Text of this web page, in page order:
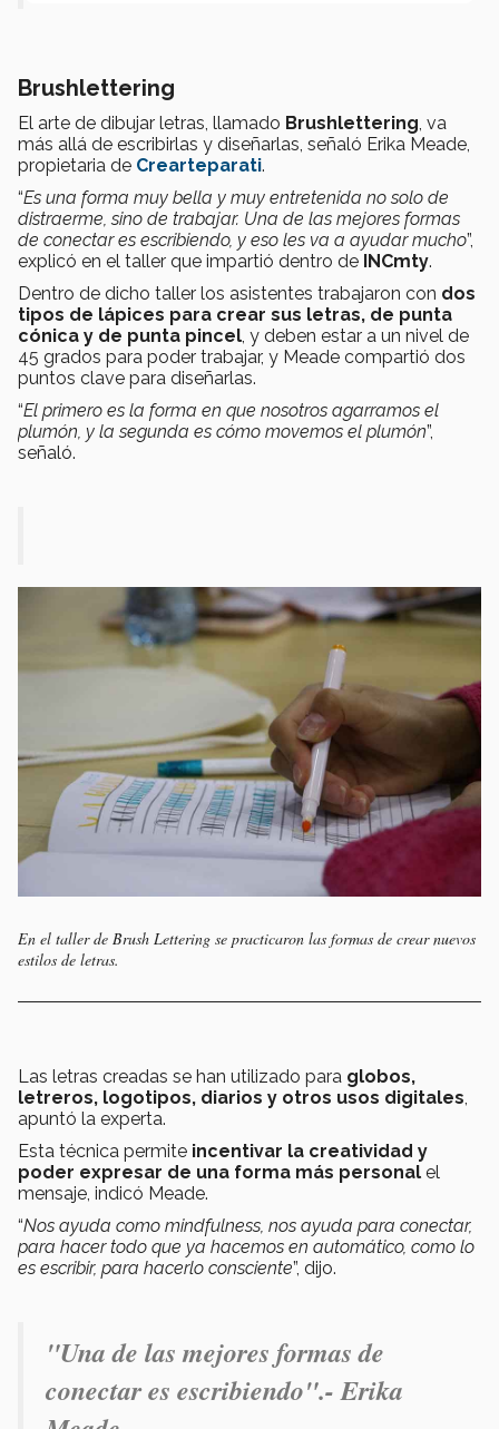
Brushlettering
El arte de dibujar letras, llamado Brushlettering, va
más allá de escribirlas y diseñarlas, señaló Erika Meade,
propietaria de Crearteparati.
“Es una forma muy bella y muy entretenida no solo de
distraerme, sino de trabajar. Una de las mejores formas
de conectar es escribiendo, y eso les va a ayudar mucho”,
explicó en el taller que impartió dentro de INCmty.
Dentro de dicho taller los asistentes trabajaron con dos
tipos de lápices para crear sus letras, de punta
cónica y de punta pincel, y deben estar a un nivel de
45 grados para poder trabajar, y Meade compartió dos
puntos clave para diseñarlas.
“El primero es la forma en que nosotros agarramos el
plumón, y la segunda es cómo movemos el plumón”,
señaló.
En el taller de Brush Lettering se practicaron las formas de crear nuevos
estilos de letras.
Las letras creadas se han utilizado para globos,
letreros, logotipos, diarios y otros usos digitales
apuntó la experta.
Esta técnica permite incentivar la creatividad y
poder expresar de una forma más personal el
mensaje, indicó Meade.
“Nos ayuda como mindfulness, nos ayuda para conectar,
para hacer todo que ya hacemos en automático, como lo
es escribir, para hacerlo consciente”, dijo.
"Una de las mejores formas de
conectar es escribiendo".- Erika